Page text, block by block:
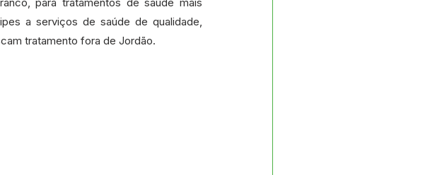
a serviços de saúde de qualidade,
tratamento fora de Jordão.